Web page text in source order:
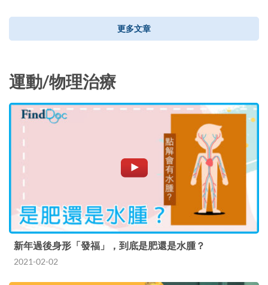
更多文章
運動/物理治療
新年過後身形「發福」，到底是肥還是水腫？
2021-02-02